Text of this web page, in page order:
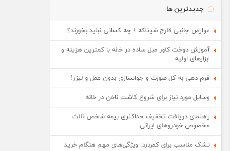
جدیدترین ها
عوارض جانبی قارچ شیتاکه + چه کسانی نباید بخورند؟
آموزش دوخت کاور مبل ساده در خانه با کمترین هزینه و
ابزارهای اولیه
فرم دهی به کل صورت و جوانسازی بدون عمل و لیزر!
وسایل مورد نیاز برای شروع کاشت ناخن در خانه
راهنمای دریافت تخفیف حداکثری بیمه شخص ثالث
مخصوص خودروهای ایرانی
تشک مناسب برای کمردرد: ویژگی‌های مهم هنگام خرید